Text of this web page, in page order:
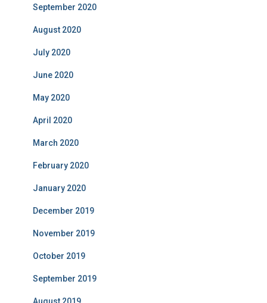
September 2020
August 2020
July 2020
June 2020
May 2020
April 2020
March 2020
February 2020
January 2020
December 2019
November 2019
October 2019
September 2019